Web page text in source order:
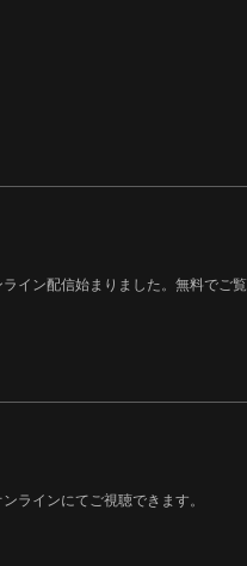
イン配信始まりました。無料でご
ラインにてご視聴できます。